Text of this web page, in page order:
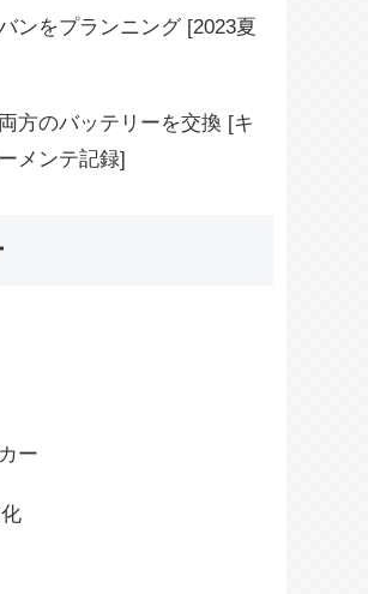
ンをプランニング [2023夏
方のバッテリーを交換 [キ
メンテ記録]
ー